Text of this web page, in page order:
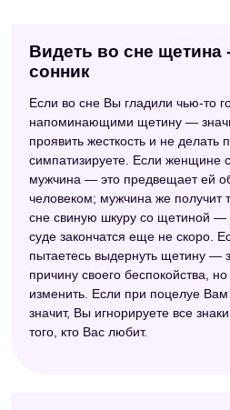
Восточный сонник
Сонник Фрейда
Сонник Таболкина
Эзотерический сонник
Психологический сонник
Сонник сексуальных снов
Сонник XXI века
Сонник Кананита
Новейший сонник
Видеть во сне щетина
сонник
Если во сне Вы гладили чью-то
напоминающими щетину —
проявить жесткость и не
симпатизируете. Если женщине
мужчина — это предвещает ей
человеком; мужчина же получит
сне свиную шкуру со щетиной —
суде закончатся еще не скоро.
пытаетесь выдернуть щетину —
причину своего беспокойства,
изменить. Если при поцелуе
значит, Вы игнорируете все
того, кто Вас любит.